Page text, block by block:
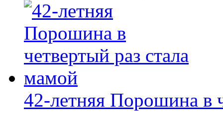
42-летняя Порошина в